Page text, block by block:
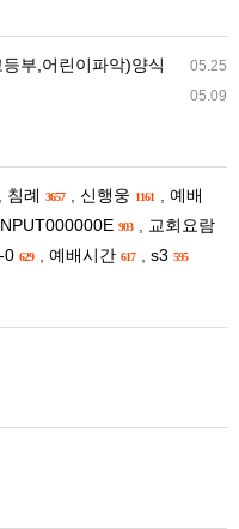
05.25
부,어린이파악)양식
05.09
침례 3657 신행웅 1161 예배
903 교회요람
0 629 예배시간 617 s3 595